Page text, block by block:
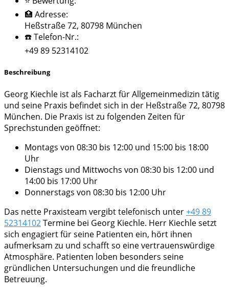
🏥 Adresse:
Heßstraße 72, 80798 München
☎️ Telefon-Nr.:
+49 89 52314102
Beschreibung
Georg Kiechle ist als Facharzt für Allgemeinmedizin tätig
und seine Praxis befindet sich in der Heßstraße 72, 80798
München. Die Praxis ist zu folgenden Zeiten für
Sprechstunden geöffnet:
Montags von 08:30 bis 12:00 und 15:00 bis 18:00
Uhr
Dienstags und Mittwochs von 08:30 bis 12:00 und
14:00 bis 17:00 Uhr
Donnerstags von 08:30 bis 12:00 Uhr
Das nette Praxisteam vergibt telefonisch unter+49 89
52314102Termine bei Georg Kiechle. Herr Kiechle setzt
sich engagiert für seine Patienten ein, hört ihnen
aufmerksam zu und schafft so eine vertrauenswürdige
Atmosphäre. Patienten loben besonders seine
gründlichen Untersuchungen und die freundliche
Betreuung.